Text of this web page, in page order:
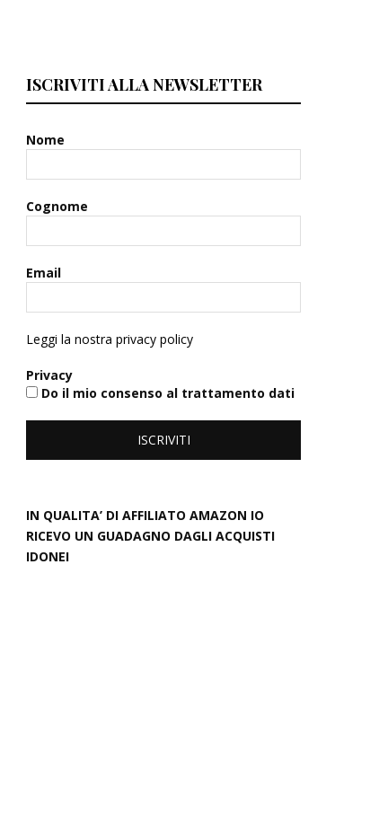
ISCRIVITI ALLA NEWSLETTER
Nome
Cognome
Email
Leggi la nostra privacy policy
Privacy
Do il mio consenso al trattamento dati
IN QUALITA’ DI AFFILIATO AMAZON IO
RICEVO UN GUADAGNO DAGLI ACQUISTI
IDONEI